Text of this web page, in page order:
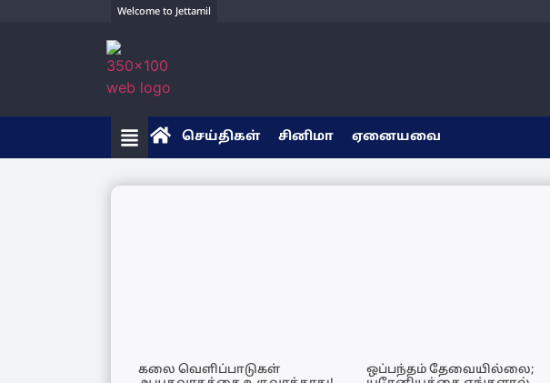
Welcome to Jettamil
செய்திகள் சினிமா ஏனையவை
கலை வெளிப்பாடுகள்
ஒப்பந்தம் தேவையில்லை;